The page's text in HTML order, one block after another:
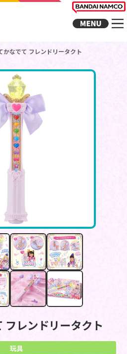
かなでて フレンドリータクト
フレンドリータクト
玩具